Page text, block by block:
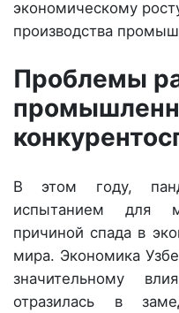
экономическому
производства
Проблемы
В этом году,
испытанием для
причиной спада в
мира. Экономика
значительному
отразилась в